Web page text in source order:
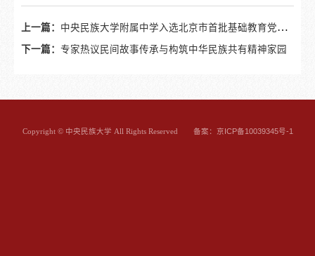
上一篇： 中央民族大学附属中学入选北京市首批基础教育党建品牌示范推广名单
下一篇： 专家热议民间故事传承与构筑中华民族共有精神家园
Copyright © 中央民族大学 All Rights Reserved 备案：京ICP备10039345号-1